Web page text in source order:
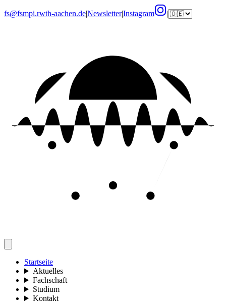
fs@fsmpi.rwth-aachen.de|Newsletter|Instagram |
Startseite
Aktuelles
Fachschaft
Studium
Kontakt